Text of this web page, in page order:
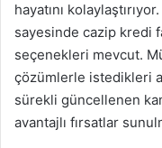
hayatını
sayesinde cazip kredi
seçenekleri mevcut.
çözümlerle istedikleri
sürekli güncellenen
avantajlı fırsatlar